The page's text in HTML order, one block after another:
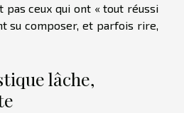
pas ceux qui ont « tout réussi
su composer, et parfois rire,
lâche,